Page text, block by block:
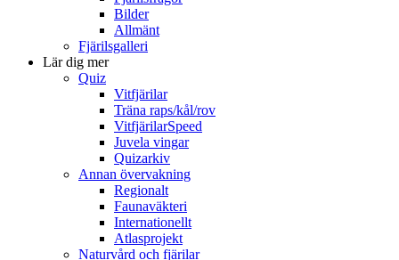
Bilder
Allmänt
Fjärilsgalleri
Lär dig mer
Quiz
Vitfjärilar
Träna raps/kål/rov
VitfjärilarSpeed
Juvela vingar
Quizarkiv
Annan övervakning
Regionalt
Faunaväkteri
Internationellt
Atlasprojekt
Naturvård och fjärilar